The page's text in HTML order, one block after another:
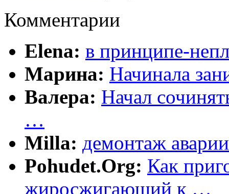
Комментарии
Elena: в принципе-
Марина: Начинала
Валера: Начал
…
Milla: демонтаж
Pohudet.Org: Как
жиросжигающий к …